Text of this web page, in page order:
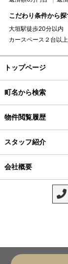
こだわり条件から探
大垣駅徒歩20分以内
カースペース２台以上
トップページ
町名から検索
物件閲覧履歴
スタッフ紹介
会社概要